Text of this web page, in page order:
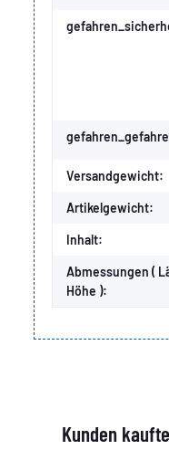
Versandgewicht:
Artikelgewicht:
Inhalt:
Abmessungen (
Höhe ):
Kunden